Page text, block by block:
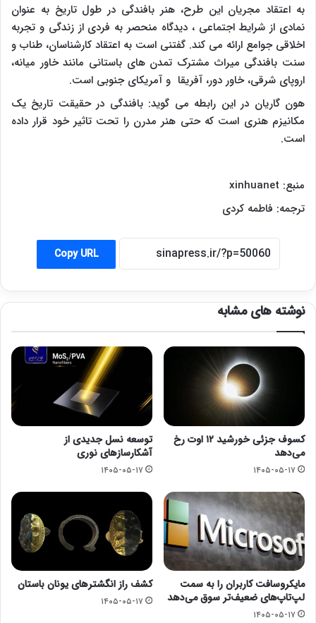
به اعتقاد مجریان این طرح، هنر بافندگی در طول تاریخ به عنوان
نمادی از شرایط اجتماعی ، دیدگاه منحصر به فردی از زندگی و تجربه
اخلاقی جوامع ارائه می کند. گفتنی است به اعتقاد کارشناسان، طناب و
سنت بافندگی میراث مشترک تمدن های باستانی مانند خاور میانه،
اروپای شرقی، خاور دور، آفریقا و آمریکای جنوبی است.
هون گاریان در این رابطه می گوید: بافندگی در حقیقت تاریخ یک
مکانیزم هنری است که حتی هنر مدرن را تحت تاثیر خود قرار داده
است.
منبع: xinhuanet
ترجمه: فاطمه کردی
Copy URL
نوشته های مشابه
کسوف جزئی خورشید ۱۲ اوت رخ
می‌دهد
۱۴۰۵-۰۵-۱۷
توسعه نسل جدیدی از
آشکارسازهای نوری
۱۴۰۵-۰۵-۱۷
مایکروسافت کاربران را به سمت
لپ‌تاپ‌های ضعیف‌تر سوق می‌دهد
۱۴۰۵-۰۵-۱۷
کشف راز انگشترهای یونان باستان
۱۴۰۵-۰۵-۱۷